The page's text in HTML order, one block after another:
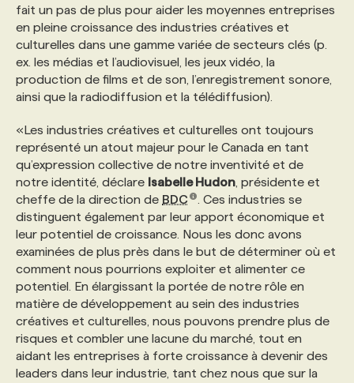
ÉVÉNEMENTIEL
NOS AUTEUR‧RICES
NOS FORMATEUR‧RICES
POURQUOI CHOISIR NOS FORMATIONS
NOS TARIFS
PROGRAMMES DE SUBVENTIONS
FAQ
ANNONCEZ AVEC NOUS
NOS EXPERTISES
FAQ
ANNONCEZ AVEC NOUS
fait un pas de plus pour aider les moyennes entreprises
en pleine croissance des industries créatives et
culturelles dans une gamme variée de secteurs clés (p.
ex. les médias et l’audiovisuel, les jeux vidéo, la
production de films et de son, l’enregistrement sonore,
ainsi que la radiodiffusion et la télédiffusion).
«Les industries créatives et culturelles ont toujours
représenté un atout majeur pour le Canada en tant
qu’expression collective de notre inventivité et de
notre identité, déclare Isabelle Hudon , présidente et
cheffe de la direction de BDC
. Ces industries se
distinguent également par leur apport économique et
leur potentiel de croissance. Nous les donc avons
examinées de plus près dans le but de déterminer où et
comment nous pourrions exploiter et alimenter ce
potentiel. En élargissant la portée de notre rôle en
matière de développement au sein des industries
créatives et culturelles, nous pouvons prendre plus de
risques et combler une lacune du marché, tout en
aidant les entreprises à forte croissance à devenir des
leaders dans leur industrie, tant chez nous que sur la